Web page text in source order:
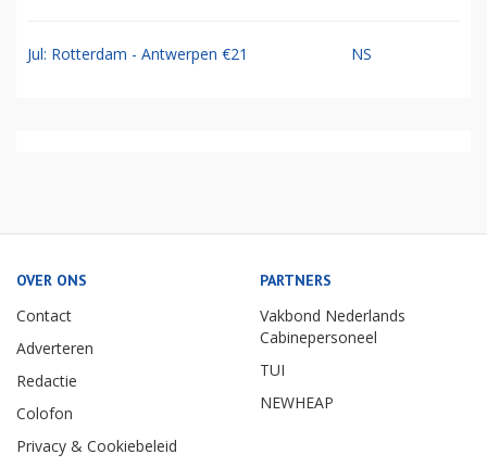
Jul: Rotterdam - Antwerpen €21 NS
OVER ONS
Contact
Adverteren
Redactie
Colofon
Privacy & Cookiebeleid
PARTNERS
Vakbond Nederlands
Cabinepersoneel
TUI
NEWHEAP